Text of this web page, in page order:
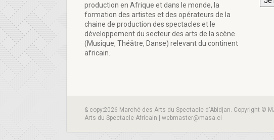
production en Afrique et dans le monde, la
formation des artistes et des opérateurs de la
chaine de production des spectacles et le
développement du secteur des arts de la scène
(Musique, Théâtre, Danse) relevant du continent
africain.
& copy;2026 Marché des Arts du Spectacle d'Abidjan. Copyright ©
Arts du Spectacle Africain | webmaster@masa.ci